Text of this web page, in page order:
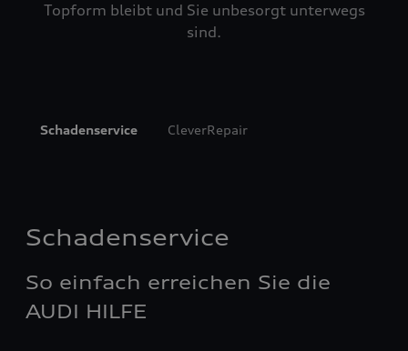
Topform bleibt und Sie unbesorgt unterwegs
sind.
Schadenservice CleverRepair
Schadenservice
So einfach erreichen Sie die
AUDI HILFE